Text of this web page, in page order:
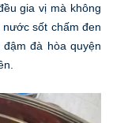
gia vị mà không
sốt chấm đen
đà hòa quyện